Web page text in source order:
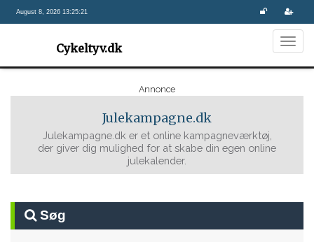
August 8, 2026 13:25:22
Cykeltyv.dk
Annonce
Julekampagne.dk
Julekampagne.dk er et online kampagneværktøj,
der giver dig mulighed for at skabe din egen online
julekalender.
Søg